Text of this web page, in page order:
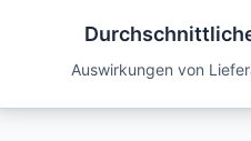
Auswirkungen von